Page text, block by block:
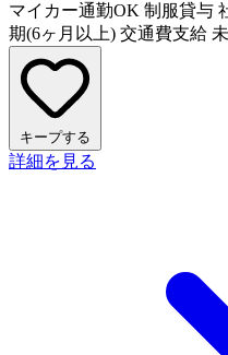
マイカー通勤OK 制服貸与
期(6ヶ月以上) 交通費支給
キープする
詳細を見る